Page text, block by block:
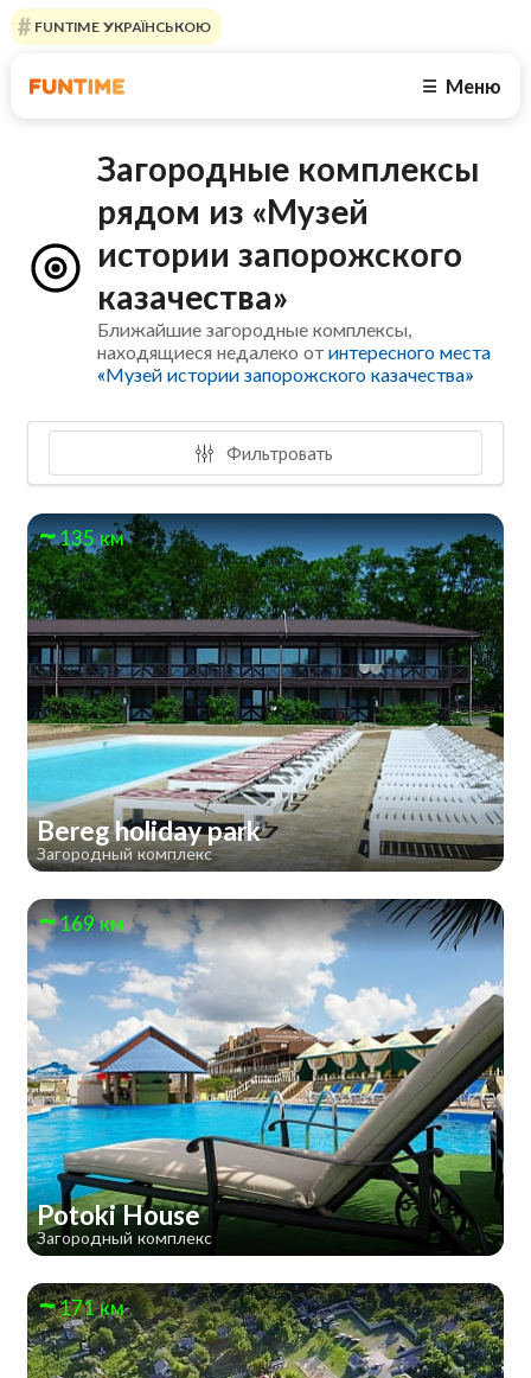
FUNTIME УКРАЇНСЬКОЮ
☰ Меню
Загородные комплексы
рядом из «Музей
истории запорожского
казачества»
Ближайшие загородные комплексы,
находящиеся недалеко отинтересного места
«Музей истории запорожского казачества»
Фильтровать
135 км
Bereg holiday park
Загородный комплекс
169 км
Potoki House
Загородный комплекс
171 км